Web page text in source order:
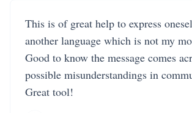
This is of great help to express
another language which is not my
Good to know the message comes
possible misunderstandings in
Great tool!